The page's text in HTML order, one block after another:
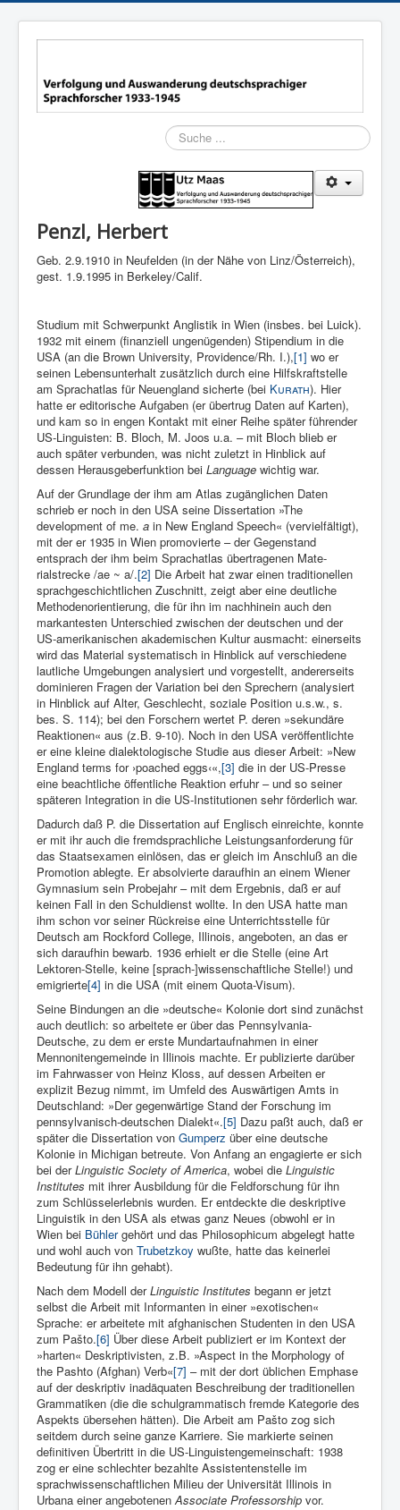
Suchen
Penzl, Herbert
Geb. 2.9.1910 in Neufelden (in der Nähe von Linz/Österreich),
gest. 1.9.1995 in Berkeley/Calif.
Stu­dium mit Schwerpunkt Anglistik in Wien (insbes. bei Luick).
1932 mit einem (finanziell ungenügenden) Stipendium in die
USA (an die Brown University, Providence/Rh. I.),[1] wo er
seinen Lebensunterhalt zusätzlich durch eine Hilfskraftstelle
am Sprachatlas für Neuengland sicherte (bei Kurath). Hier
hatte er editorische Aufgaben (er übertrug Daten auf Karten),
und kam so in engen Kontakt mit einer Reihe später führender
US-Linguisten: B. Bloch, M. Joos u.a. – mit Bloch blieb er
auch später verbunden, was nicht zuletzt in Hinblick auf
dessen Herausgeberfunktion bei Language wichtig war.
Auf der Grundlage der ihm am Atlas zugänglichen Daten
schrieb er noch in den USA seine Dissertation »The
development of me. a in New England Speech« (vervielfältigt),
mit der er 1935 in Wien promovierte – der Gegenstand
entsprach der ihm beim Sprachatlas übertragenen Mate­
rialstrecke /ae ~ a/.[2] Die Arbeit hat zwar einen traditionellen
sprachgeschichtlichen Zuschnitt, zeigt aber eine deutliche
Metho­denorientierung, die für ihn im nachhinein auch den
markantesten Unterschied zwischen der deutschen und der
US-amerikanischen akademischen Kultur ausmacht: einerseits
wird das Material systematisch in Hin­blick auf verschiedene
lautliche Umgebungen analysiert und vorge­stellt, andererseits
dominieren Fragen der Variation bei den Spre­chern (analysiert
in Hinblick auf Alter, Geschlecht, soziale Posi­tion u.s.w., s.
bes. S. 114); bei den Forschern wertet P. deren »sekundäre
Reaktionen« aus (z.B. 9-10). Noch in den USA veröffentlichte
er eine kleine dialektologische Studie aus dieser Arbeit: »New
England terms for ›poached eggs‹«,[3] die in der US-Presse
eine beachtliche öffentliche Reaktion erfuhr – und so seiner
späteren Integration in die US-Institutionen sehr förderlich war.
Dadurch daß P. die Dissertation auf Englisch einreichte, konnte
er mit ihr auch die fremdsprachliche Leistungsanforderung für
das Staatsexa­men einlösen, das er gleich im Anschluß an die
Promotion ablegte. Er absolvierte daraufhin an einem Wiener
Gymnasium sein Probejahr – mit dem Ergebnis, daß er auf
keinen Fall in den Schuldienst wollte. In den USA hatte man
ihm schon vor seiner Rückreise eine Unterrichtsstelle für
Deutsch am Rockford College, Illinois, ange­boten, an das er
sich daraufhin bewarb. 1936 erhielt er die Stelle (eine Art
Lektoren-Stelle, keine [sprach-]wissenschaftliche Stelle!) und
emigrierte[4] in die USA (mit einem Quota-Visum).
Seine Bindun­gen an die »deutsche« Kolonie dort sind zunächst
auch deutlich: so ar­beitete er über das Pennsylvania-
Deutsche, zu dem er erste Mundar­taufnahmen in einer
Mennonitengemeinde in Illinois machte. Er publizierte darüber
im Fahrwasser von Heinz Kloss, auf dessen Arbeiten er
explizit Bezug nimmt, im Umfeld des Auswärtigen Amts in
Deutschland: »Der gegenwärtige Stand der For­schung im
pennsylvanisch-deutschen Dialekt«.[5] Dazu paßt auch, daß er
später die Dissertation von Gumperz über eine deutsche
Kolonie in Michigan betreute. Von Anfang an engagierte er sich
bei derLinguistic Society of America, wobei die Linguistic
Institutes mit ihrer Ausbildung für die Feldforschung für ihn
zum Schlüsselerlebnis wurden. Er entdeckte die deskriptive
Linguistik in den USA als etwas ganz Neues (obwohl er in
Wien bei Bühlerge­hört und das Philosophicum abgelegt hatte
und wohl auch von Trubetzkoy wußte, hatte das keinerlei
Bedeutung für ihn gehabt).
Nach dem Modell derLinguistic Institutes begann er jetzt
selbst die Arbeit mit Informanten in einer »exotischen«
Sprache: er arbeitete mit afghanischen Studenten in den USA
zum Pašto.[6] Über diese Arbeit publiziert er im Kontext der
»harten« Deskriptivisten, z.B. »Aspect in the Morphology of
the Pashto (Afghan) Verb«[7] – mit der dort übli­chen Emphase
auf der deskriptiv inadäquaten Beschreibung der tra­ditionellen
Grammatiken (die die schulgrammatisch fremde Ka­tegorie des
Aspekts übersehen hätten). Die Arbeit am Pašto zog sich
seitdem durch seine ganze Karriere. Sie markierte seinen
definitiven Übertritt in die US-Linguistengemeinschaft: 1938
zog er eine schlechter bezahlte Assistentenstelle im
sprachwissenschaftlichen Milieu der Universität Illinois in
Urbana einer angebotenenAssociate Professorship vor.